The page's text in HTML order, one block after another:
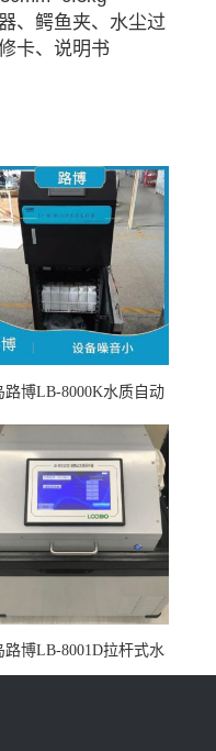
、鳄鱼夹、水尘过
卡、说明书
路博LB-8000K水质自动
路博LB-8001D拉杆式水
质采样器